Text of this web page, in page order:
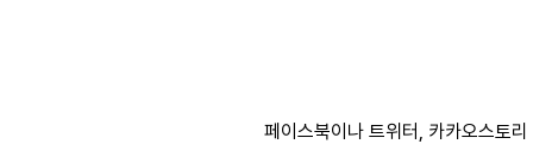
페이스북이나 트위터, 카카오스토